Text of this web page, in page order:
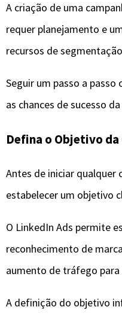
A criação de uma
requer planejamento e
recursos de
Seguir um passo a
as chances de sucesso
Defina o Objetivo da
Antes de iniciar qualquer
estabelecer um objetivo
O LinkedIn Ads permite
reconhecimento de
aumento de tráfego para
A definição do objetivo